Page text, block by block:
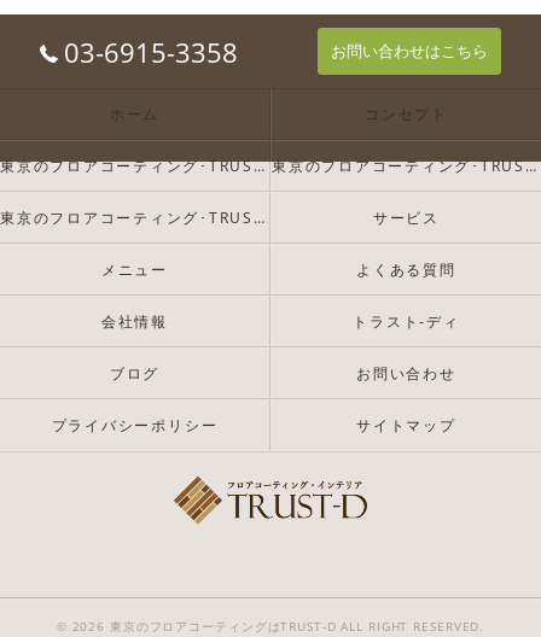
03-6915-3358 お問い合わせはこちら
ホーム コンセプト
東京のフロアコーティング･TRUST-Dの口コミ情報 東京のフロアコーティング･TRUST-Dの評判
東京のフロアコーティング･TRUST-Dのお客様の声 サービス
メニュー よくある質問
会社情報 トラスト-ディ
ブログ お問い合わせ
プライバシーポリシー サイトマップ
© 2026 東京のフロアコーティングはTRUST-D ALL RIGHT RESERVED.